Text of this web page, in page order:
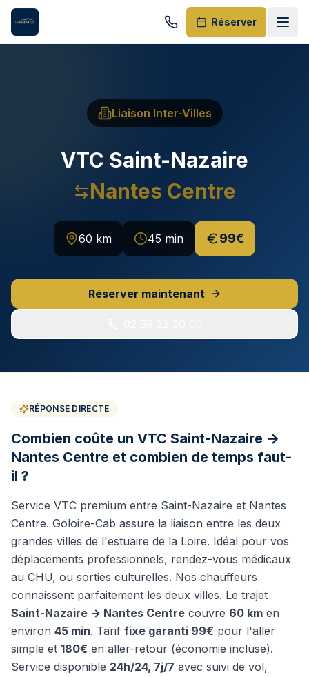
Réserver
Nos Services
Destinations
HUBS SPÉCIALISÉS
Aéroport Nantes
Mont Saint-Michel, châteaux, Muscadet
Communes Desservies
02 59 22 20 00
Réserver mon VTC
WhatsApp
Liaison Inter-Villes
VTC Saint-Nazaire
Nantes Centre
60 km 45 min 99€
Réserver maintenant
RÉPONSE DIRECTE
Combien coûte un VTC Saint-Nazaire →
Nantes Centre et combien de temps faut-
il ?
Service VTC premium entre Saint-Nazaire et Nantes
Centre. Goloire-Cab assure la liaison entre les deux
grandes villes de l'estuaire de la Loire. Idéal pour vos
déplacements professionnels, rendez-vous médicaux
au CHU, ou sorties culturelles. Nos chauffeurs
connaissent parfaitement les deux villes. Le trajet
Saint-Nazaire → Nantes Centre couvre 60 km en
environ 45 min. Tarif fixe garanti 99€ pour l'aller
simple et 180€ en aller-retour (économie incluse).
Service disponible 24h/24, 7j/7 avec suivi de vol,